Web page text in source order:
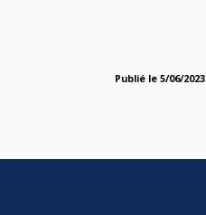
Publié le 5/06/2023